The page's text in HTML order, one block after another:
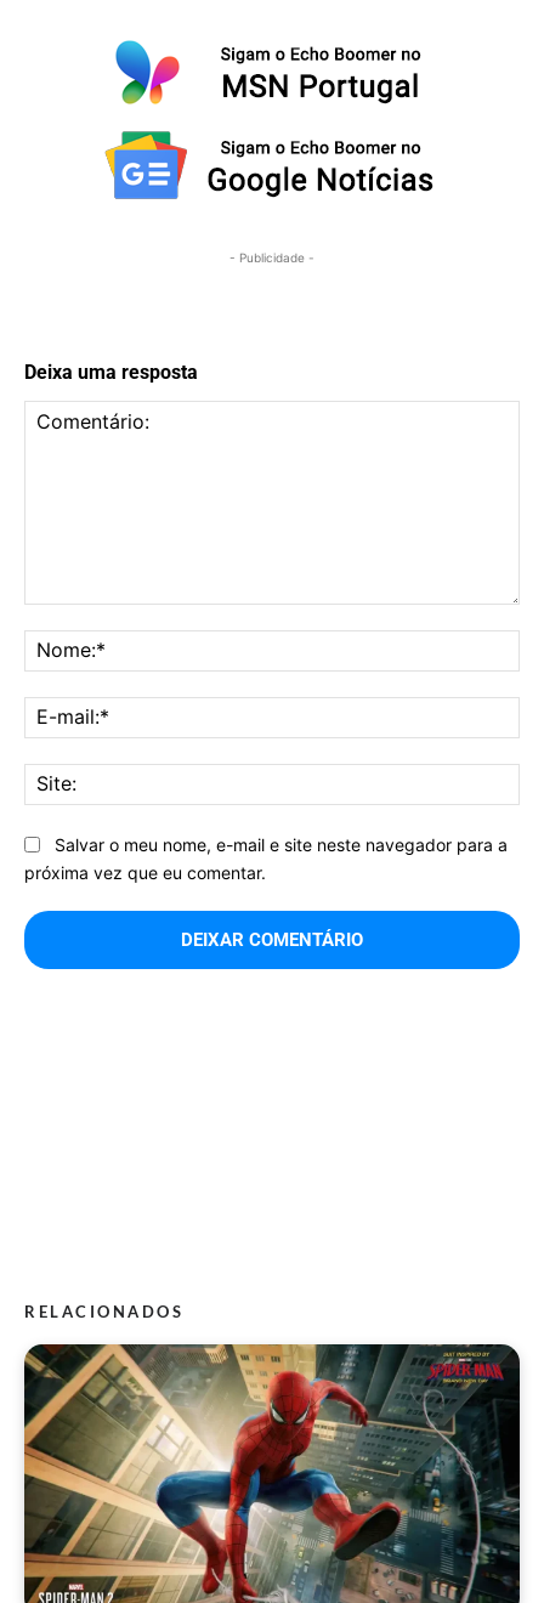
- Publicidade -
Deixa uma resposta
Salvar o meu nome, e-mail e site neste navegador para a
próxima vez que eu comentar.
RELACIONADOS